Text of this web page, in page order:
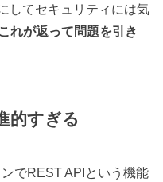
してセキュリティには気
これが返って問題を引き
的すぎる
でREST APIという機能